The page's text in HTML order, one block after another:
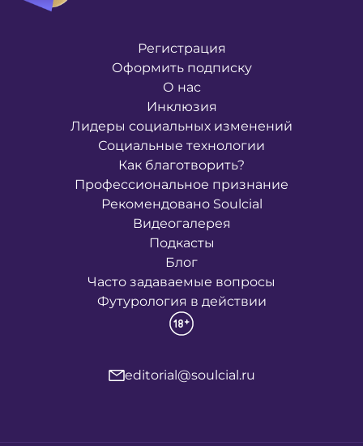
Регистрация
Оформить подписку
О нас
Инклюзия
Лидеры социальных изменений
Социальные технологии
Как благотворить?
Профессиональное признание
Рекомендовано Soulcial
Видеогалерея
Подкасты
Блог
Часто задаваемые вопросы
Футурология в действии
editorial@soulcial.ru